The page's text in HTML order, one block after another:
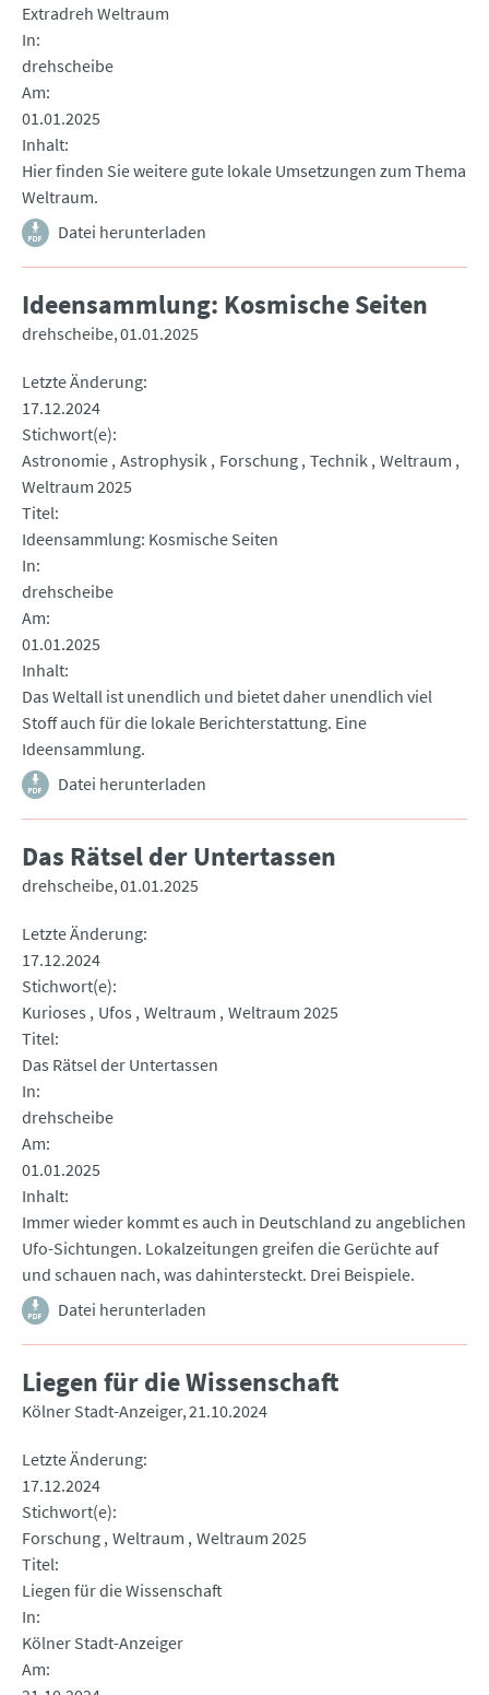
Extradreh Weltraum
In
drehscheibe
Am
01.01.2025
Inhalt
Hier finden Sie weitere gute lokale Umsetzungen zum Thema
Weltraum.
Datei herunterladen
Ideensammlung: Kosmische Seiten
drehscheibe 01.01.2025
Letzte Änderung
17.12.2024
Stichwort(e)
Astronomie Astrophysik Forschung Technik Weltraum
Weltraum 2025
Titel
Ideensammlung: Kosmische Seiten
In
drehscheibe
Am
01.01.2025
Inhalt
Das Weltall ist unendlich und bietet daher unendlich viel
Stoff auch für die lokale Berichterstattung. Eine
Ideensammlung.
Datei herunterladen
Das Rätsel der Untertassen
drehscheibe 01.01.2025
Letzte Änderung
17.12.2024
Stichwort(e)
Kurioses
Ufos Weltraum Weltraum 2025
Titel
Das Rätsel der Untertassen
In
drehscheibe
Am
01.01.2025
Inhalt
Immer wieder kommt es auch in Deutschland zu angeblichen
Ufo-Sichtungen. Lokalzeitungen greifen die Gerüchte auf
und schauen nach, was dahintersteckt. Drei Beispiele.
Datei herunterladen
Liegen für die Wissenschaft
Kölner Stadt-Anzeiger 21.10.2024
Letzte Änderung
17.12.2024
Stichwort(e)
Forschung Weltraum Weltraum 2025
Titel
Liegen für die Wissenschaft
In
Kölner Stadt-Anzeiger
Am